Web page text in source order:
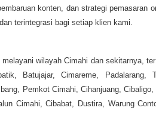
konten, dan strategi pemasaran
terintegrasi bagi setiap klien kami.
wilayah Cimahi dan sekitarnya,
Batujajar, Cimareme, Padalarang,
Pemkot Cimahi, Cihanjuang,
Cimahi, Cibabat, Dustira, Warung